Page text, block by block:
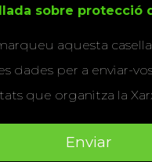
sobre protecció
aquesta
dades per a enviar-
que organitza la